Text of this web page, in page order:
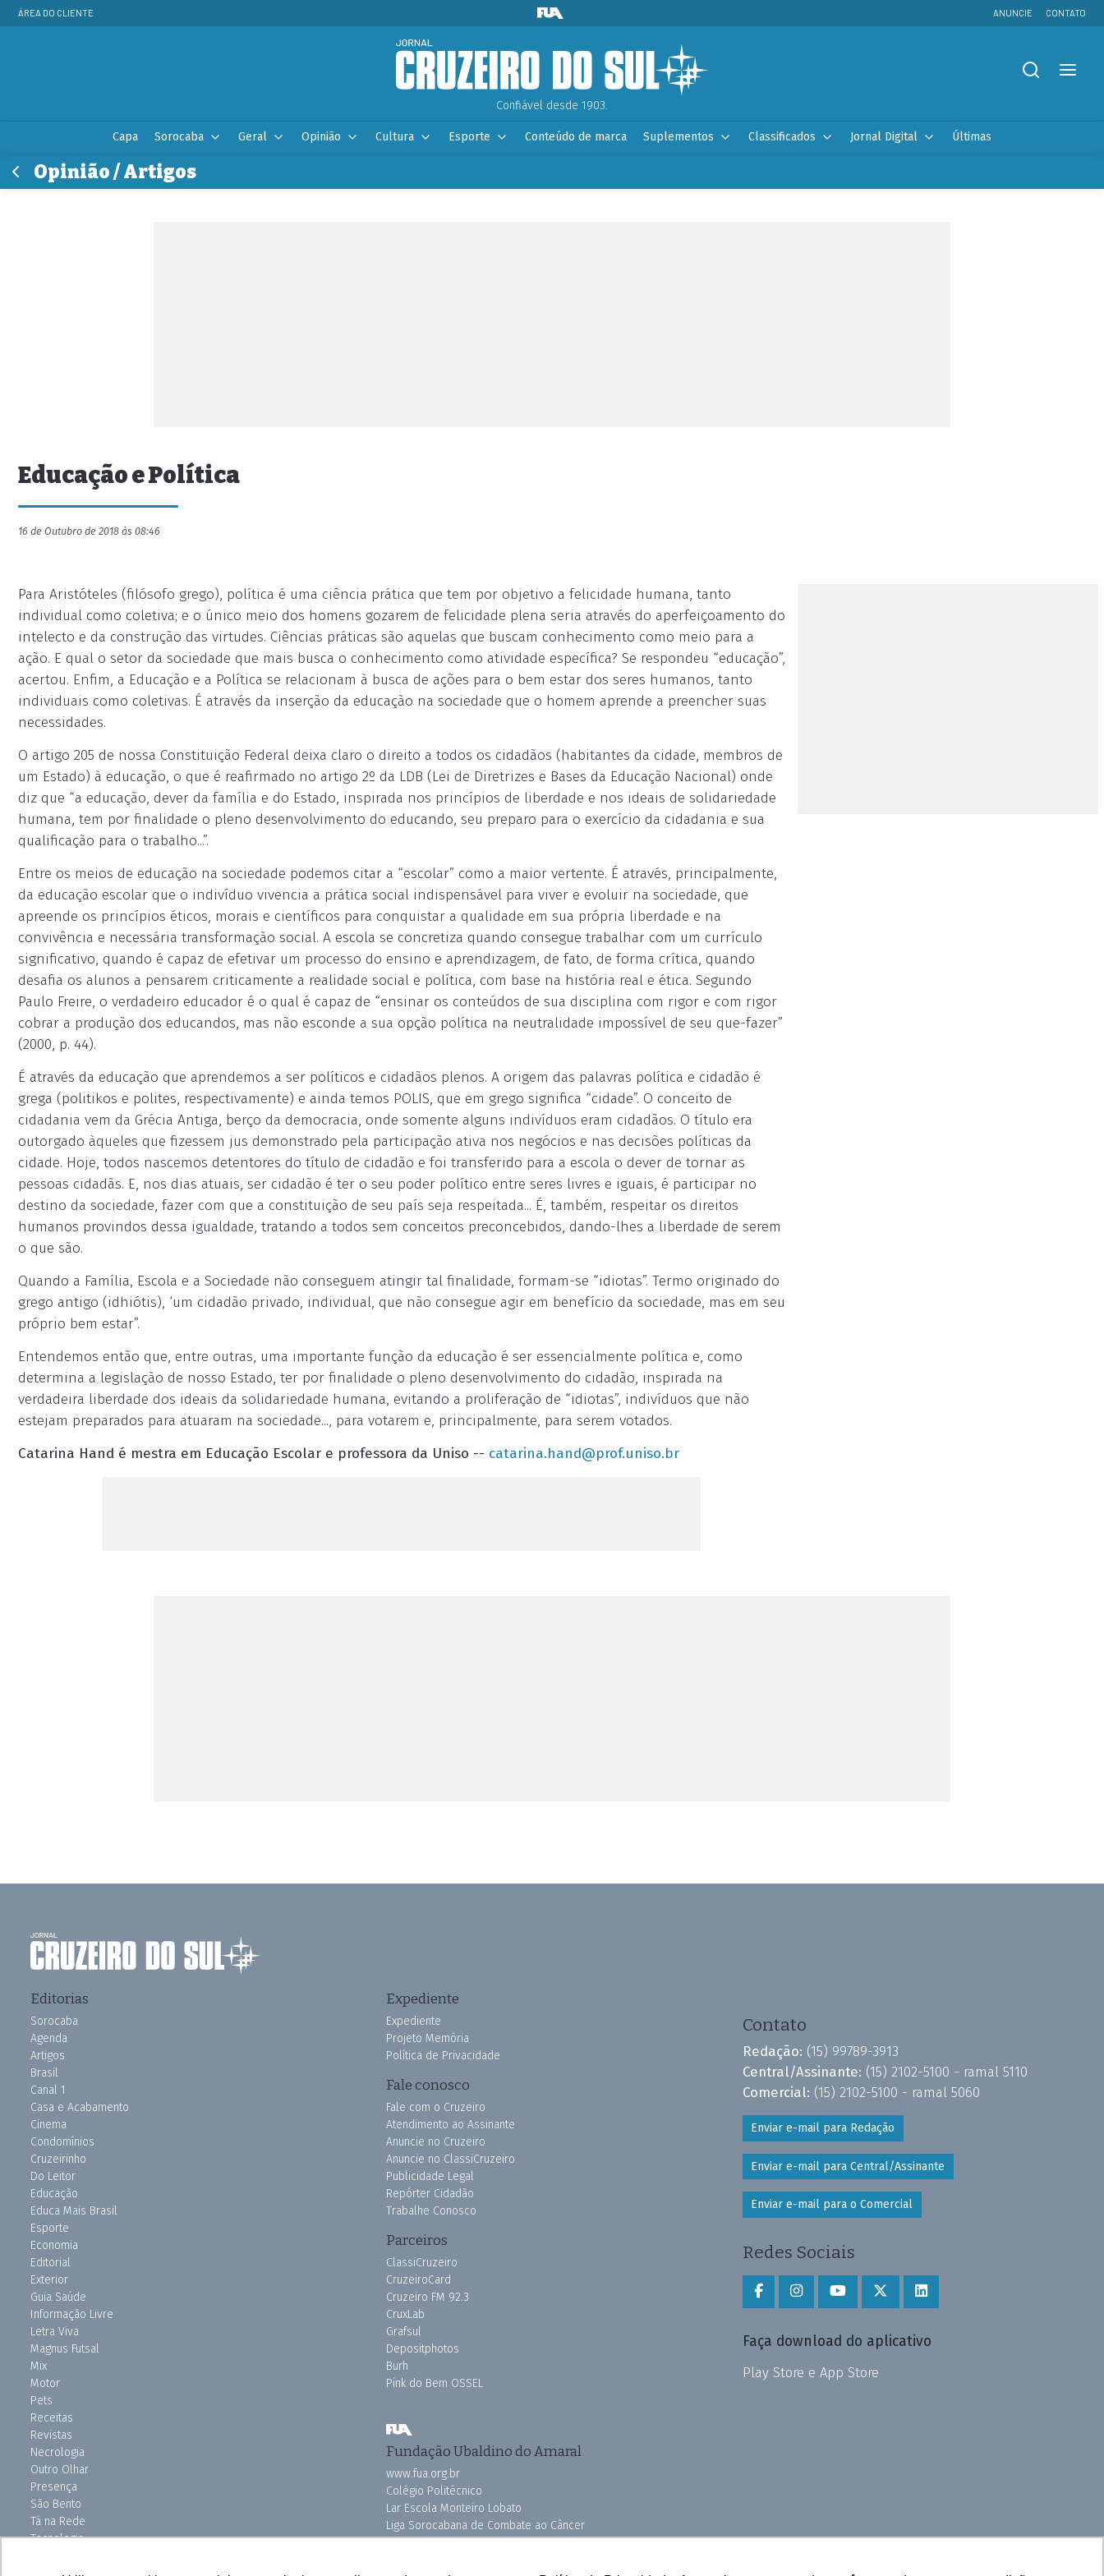
ÁREA DO CLIENTE ANUNCIE CONTATO
Confiável desde 1903.
Capa Sorocaba Geral Opinião Cultura Esporte Conteúdo de marca Suplementos Classificados Jornal Digital Últimas
Opinião / Artigos
Educação e Política
16 de Outubro de 2018 às 08:46
Para Aristóteles (filósofo grego), política é uma ciência prática que tem por objetivo a felicidade humana, tanto
individual como coletiva; e o único meio dos homens gozarem de felicidade plena seria através do aperfeiçoamento do
intelecto e da construção das virtudes. Ciências práticas são aquelas que buscam conhecimento como meio para a
ação. E qual o setor da sociedade que mais busca o conhecimento como atividade específica? Se respondeu “educação”,
acertou. Enfim, a Educação e a Política se relacionam à busca de ações para o bem estar dos seres humanos, tanto
individuais como coletivas. É através da inserção da educação na sociedade que o homem aprende a preencher suas
necessidades.
O artigo 205 de nossa Constituição Federal deixa claro o direito a todos os cidadãos (habitantes da cidade, membros de
um Estado) à educação, o que é reafirmado no artigo 2º da LDB (Lei de Diretrizes e Bases da Educação Nacional) onde
diz que “a educação, dever da família e do Estado, inspirada nos princípios de liberdade e nos ideais de solidariedade
humana, tem por finalidade o pleno desenvolvimento do educando, seu preparo para o exercício da cidadania e sua
qualificação para o trabalho...”.
Entre os meios de educação na sociedade podemos citar a “escolar” como a maior vertente. É através, principalmente,
da educação escolar que o indivíduo vivencia a prática social indispensável para viver e evoluir na sociedade, que
apreende os princípios éticos, morais e científicos para conquistar a qualidade em sua própria liberdade e na
convivência e necessária transformação social. A escola se concretiza quando consegue trabalhar com um currículo
significativo, quando é capaz de efetivar um processo do ensino e aprendizagem, de fato, de forma crítica, quando
desafia os alunos a pensarem criticamente a realidade social e política, com base na história real e ética. Segundo
Paulo Freire, o verdadeiro educador é o qual é capaz de “ensinar os conteúdos de sua disciplina com rigor e com rigor
cobrar a produção dos educandos, mas não esconde a sua opção política na neutralidade impossível de seu que-fazer”
(2000, p. 44).
É através da educação que aprendemos a ser políticos e cidadãos plenos. A origem das palavras política e cidadão é
grega (politikos e polites, respectivamente) e ainda temos POLIS, que em grego significa “cidade”. O conceito de
cidadania vem da Grécia Antiga, berço da democracia, onde somente alguns indivíduos eram cidadãos. O título era
outorgado àqueles que fizessem jus demonstrado pela participação ativa nos negócios e nas decisões políticas da
cidade. Hoje, todos nascemos detentores do título de cidadão e foi transferido para a escola o dever de tornar as
pessoas cidadãs. E, nos dias atuais, ser cidadão é ter o seu poder político entre seres livres e iguais, é participar no
destino da sociedade, fazer com que a constituição de seu país seja respeitada... É, também, respeitar os direitos
humanos provindos dessa igualdade, tratando a todos sem conceitos preconcebidos, dando-lhes a liberdade de serem
o que são.
Quando a Família, Escola e a Sociedade não conseguem atingir tal finalidade, formam-se “idiotas”. Termo originado do
grego antigo (idhiótis), ‘um cidadão privado, individual, que não consegue agir em benefício da sociedade, mas em seu
próprio bem estar”.
Entendemos então que, entre outras, uma importante função da educação é ser essencialmente política e, como
determina a legislação de nosso Estado, ter por finalidade o pleno desenvolvimento do cidadão, inspirada na
verdadeira liberdade dos ideais da solidariedade humana, evitando a proliferação de “idiotas”, indivíduos que não
estejam preparados para atuaram na sociedade..., para votarem e, principalmente, para serem votados.
Catarina Hand é mestra em Educação Escolar e professora da Uniso -- catarina.hand@prof.uniso.br
Editorias
Sorocaba
Agenda
Artigos
Brasil
Canal 1
Casa e Acabamento
Cinema
Condomínios
Cruzeirinho
Do Leitor
Educação
Educa Mais Brasil
Esporte
Economia
Editorial
Exterior
Guia Saúde
Informação Livre
Letra Viva
Magnus Futsal
Mix
Motor
Pets
Receitas
Revistas
Necrologia
Outro Olhar
Presença
São Bento
Tá na Rede
Tecnologia
Uniso Ciência
Expediente
Expediente
Projeto Memória
Política de Privacidade
Fale conosco
Fale com o Cruzeiro
Atendimento ao Assinante
Anuncie no Cruzeiro
Anuncie no ClassiCruzeiro
Publicidade Legal
Repórter Cidadão
Trabalhe Conosco
Parceiros
ClassiCruzeiro
CruzeiroCard
Cruzeiro FM 92.3
CruxLab
Grafsul
Depositphotos
Burh
Pink do Bem OSSEL
Fundação Ubaldino do Amaral
www.fua.org.br
Colégio Politécnico
Lar Escola Monteiro Lobato
Liga Sorocabana de Combate ao Câncer
Vila dos Velhinhos
Contato
Redação: (15) 99789-3913
Central/Assinante: (15) 2102-5100 - ramal 5110
Comercial: (15) 2102-5100 - ramal 5060
Enviar e-mail para Redação
Enviar e-mail para Central/Assinante
Enviar e-mail para o Comercial
Redes Sociais
Faça download do aplicativo
Play Store e App Store